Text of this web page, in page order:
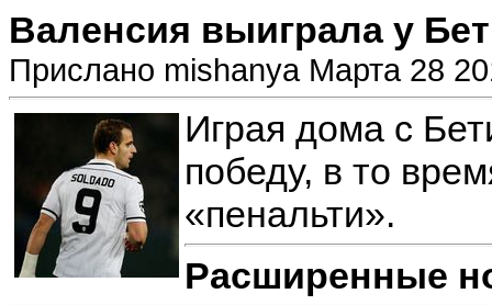
Валенсия выиграла у
Прислано mishanya Марта 28
Играя дома с
победу, в то
«пенальти».
Расширенные